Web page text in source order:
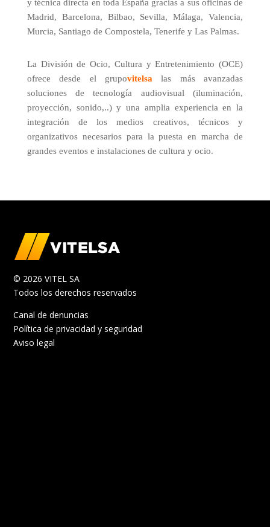
y técnica directa en toda España gracias a sus oficinas de
Madrid, Barcelona, Bilbao, Sevilla, Málaga, Valencia,
Murcia, Santiago de Compostela, Tenerife y Las Palmas.
La División de Ocio, Cultura y Entretenimiento (OCE)
ofrece desde el grupovitelsa las más avanzadas
soluciones de tecnología audiovisual (iluminación,
proyección, sonido,..) y una amplia experiencia en la
integración de los medios creativos, técnicos y
organizativos necesarios para la puesta en marcha de
grandes eventos e instalaciones de cultura y ocio.
© 2026 VITEL SA
Todos los derechos reservados
Canal de denuncias
Política de privacidad y seguridad
Aviso legal